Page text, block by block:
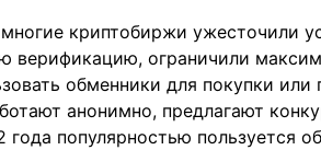
криптобиржи ужесточили
верификацию, ограничили
обменники для покупки
анонимно, предлагают
популярностью пользуется